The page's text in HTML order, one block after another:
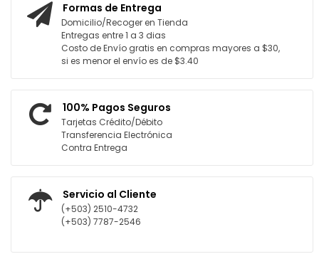
Formas de Entrega
Domicilio/Recoger en Tienda
Entregas entre 1 a 3 dias
Costo de Envío gratis en compras mayores a $30,
si es menor el envío es de $3.40
100% Pagos Seguros
Tarjetas Crédito/Débito
Transferencia Electrónica
Contra Entrega
Servicio al Cliente
(+503) 2510-4732
(+503) 7787-2546